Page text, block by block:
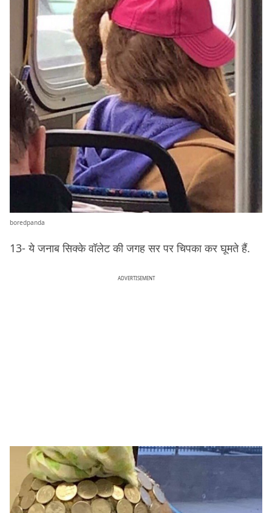
boredpanda
13- ये जनाब सिक्के वॉलेट की जगह सर पर चिपका कर घूमते हैं.
ADVERTISEMENT